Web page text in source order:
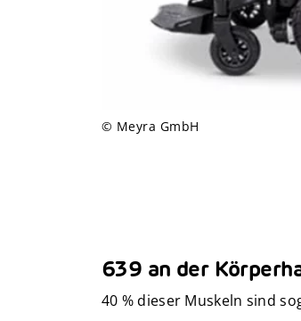
© Meyra GmbH
639 an der
40 % dieser Muskeln sind